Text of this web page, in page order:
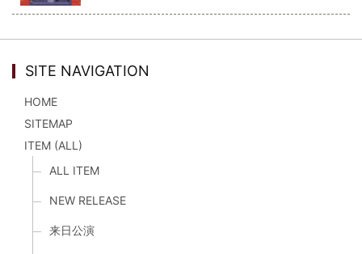
SITE NAVIGATION
HOME
SITEMAP
ITEM (ALL)
ALL ITEM
NEW RELEASE
来日公演